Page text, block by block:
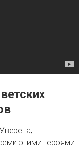
этими героями